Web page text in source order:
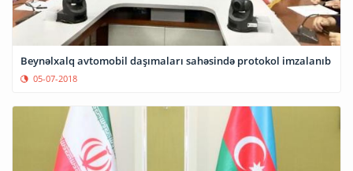
Beynəlxalq avtomobil daşımaları sahəsində protokol imzalanıb
05-07-2018